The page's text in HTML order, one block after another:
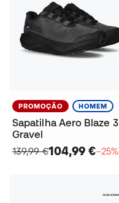
PROMOÇÃO HOMEM
Sapatilha Aero Blaze 3
Gravel
139,99 €104,99 €−25%